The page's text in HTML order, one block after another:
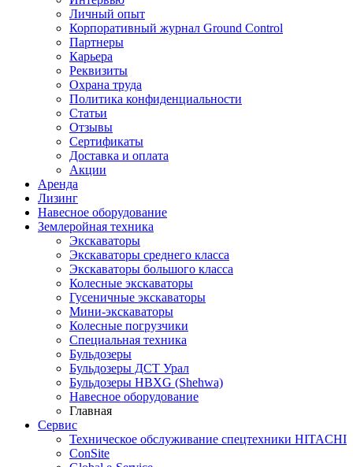
Личный опыт
Корпоративный журнал Ground Control
Партнеры
Карьера
Реквизиты
Охрана труда
Политика конфиденциальности
Статьи
Отзывы
Сертификаты
Доставка и оплата
Акции
Аренда
Лизинг
Навесное оборудование
Землеройная техника
Экскаваторы
Экскаваторы среднего класса
Экскаваторы большого класса
Колесные экскаваторы
Гусеничные экскаваторы
Мини-экскаваторы
Колесные погрузчики
Специальная техника
Бульдозеры
Бульдозеры ДСТ Урал
Бульдозеры HBXG (Shehwa)
Навесное оборудование
Главная
Сервис
Техническое обслуживание спецтехники HITACHI
ConSite